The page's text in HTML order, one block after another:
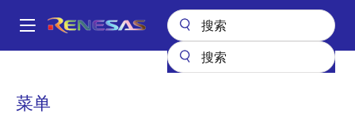
到
Main
菜单
面
72V3651L15PQF